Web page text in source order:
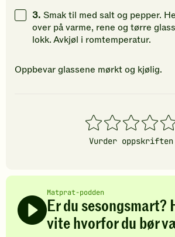
3. Smak til med salt og pepper.
over på varme, rene og tørre
lokk. Avkjøl i romtemperatur.
Oppbevar glassene mørkt og kjølig.
1
stjerner
2
stjerner
3
stjerner
4
stjerner
5
Vurder oppskriften
Matprat-podden
Er du sesongsmart?
vite hvorfor du bør